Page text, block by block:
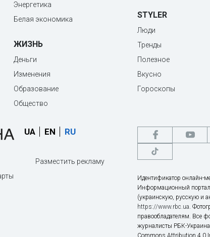
Энергетика
Белая экономика
ЖИЗНЬ
Деньги
Изменения
Образование
Общество
STYLER
Люди
Тренды
Полезное
Вкусно
Гороскопы
UA EN RU
Разместить рекламу
Идентификатор онлайн-
Информационный
(украинскую, русскую и
https://www.rbc.ua.
правообладателям. Все
журналисты РБК-
Commons Attribution 4.0